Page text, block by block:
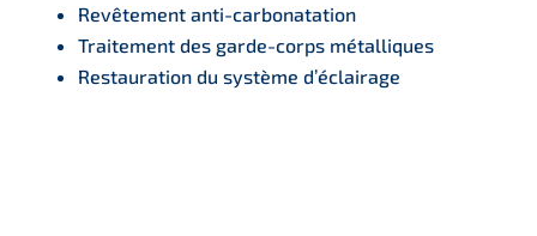
Revêtement anti-carbonatation
Traitement des garde-corps métalliques
Restauration du système d’éclairage